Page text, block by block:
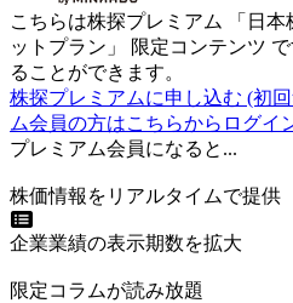
こちらは株探プレミアム 「 日本
ットプラン 」 限定コンテンツ
ることができます。
株探プレミアムに申し込む (初
ム会員の方はこちらからログイ
プレミアム会員になると...
株価情報をリアルタイムで提供
企業業績の表示期数を拡大
限定コラムが読み放題